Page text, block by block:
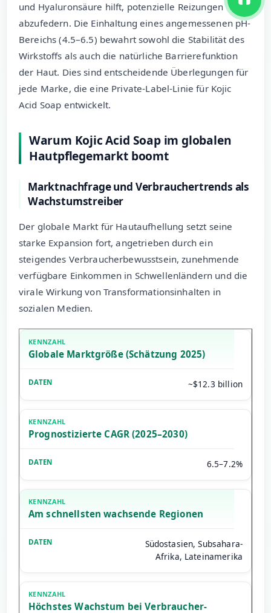
und Hyaluronsäure hilft, potenzielle Reizungen
abzufedern. Die Einhaltung eines angemessenen pH-
Bereichs (4.5–6.5) bewahrt sowohl die Stabilität des
Wirkstoffs als auch die natürliche Barrierefunktion
der Haut. Dies sind entscheidende Überlegungen für
jede Marke, die eine Private-Label-Linie für Kojic
Acid Soap entwickelt.
Warum Kojic Acid Soap im globalen
Hautpflegemarkt boomt
Marktnachfrage und Verbrauchertrends als
Wachstumstreiber
Der globale Markt für Hautaufhellung setzt seine
starke Expansion fort, angetrieben durch ein
steigendes Verbraucherbewusstsein, zunehmende
verfügbare Einkommen in Schwellenländern und die
virale Wirkung von Transformationsinhalten in
sozialen Medien.
Globale Marktgröße (Schätzung 2025)
~$12.3 billion
Prognostizierte CAGR (2025–2030)
6.5–7.2%
Am schnellsten wachsende Regionen
Südostasien, Subsahara-
Afrika, Lateinamerika
Höchstes Wachstum bei Verbraucher-